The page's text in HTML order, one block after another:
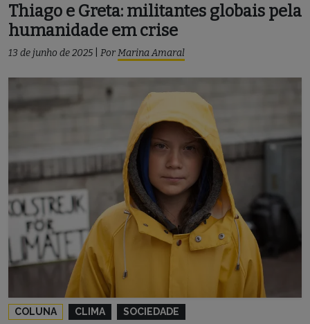
Thiago e Greta: militantes globais pela
humanidade em crise
13 de junho de 2025 PorMarina Amaral
COLUNA CLIMA SOCIEDADE